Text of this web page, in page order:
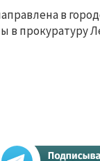
в
прокуратуру